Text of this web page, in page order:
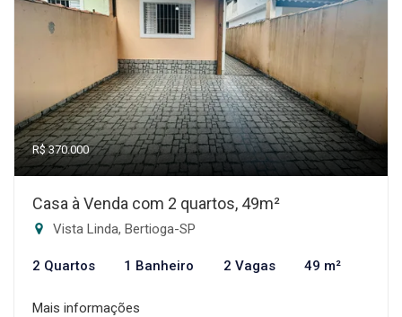
R$ 370.000
Casa à Venda com 2 quartos, 49m²
Vista Linda, Bertioga-SP
2 Quartos 1 Banheiro 2 Vagas 49 m²
Mais informações